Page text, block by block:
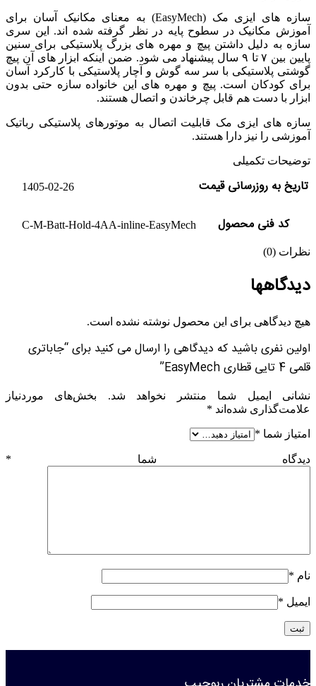
سازه های ایزی مک (EasyMech) به معنای مکانیک آسان برای
آموزش مکانیک در سطوح پایه در نظر گرفته شده اند. این سری
سازه به دلیل داشتن پیچ و مهره های بزرگ پلاستیکی برای سنین
پایین بین ۷ تا ۹ سال پیشنهاد می شود. ضمن اینکه ابزار های آن پیچ
گوشتی پلاستیکی با سر سه گوش و آچار پلاستیکی با کارکرد آسان
برای کودکان است. پیچ و مهره های این خانواده سازه حتی بدون
ابزار با دست هم قابل چرخاندن و اتصال هستند.
سازه های ایزی مک قابلیت اتصال به موتورهای پلاستیکی رباتیک
آموزشی را نیز دارا هستند.
توضیحات تکمیلی
تاریخ به روزرسانی قیمت 1405-02-26
کد فنی محصول C-M-Batt-Hold-4AA-inline-EasyMech
نظرات (0)
دیدگاهها
هیچ دیدگاهی برای این محصول نوشته نشده است.
اولین نفری باشید که دیدگاهی را ارسال می کنید برای “جاباتری
قلمی 4 تایی قطاری EasyMech”
نشانی ایمیل شما منتشر نخواهد شد.
بخش‌های موردنیاز
علامت‌گذاری شده‌اند *
امتیاز شما *
دیدگاه شما *
نام *
ایمیل *